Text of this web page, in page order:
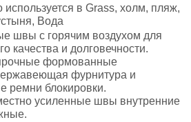
используется в Grass, холм, пляж,
Вода
швы с горячим воздухом для
качества и долговечности.
формованные
фурнитура и
ремни блокировки.
усиленные швы внутренние